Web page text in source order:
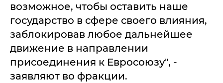
возможное, чтобы оставить наше
государство в сфере своего влияния,
заблокировав любое дальнейшее
движение в направлении
присоединения к Евросоюзу", -
заявляют во фракции.